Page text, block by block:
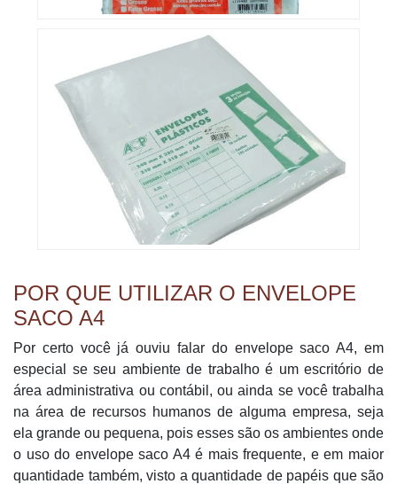
POR QUE UTILIZAR O ENVELOPE
SACO A4
Por certo você já ouviu falar do envelope saco A4, em
especial se seu ambiente de trabalho é um escritório de
área administrativa ou contábil, ou ainda se você trabalha
na área de recursos humanos de alguma empresa, seja
ela grande ou pequena, pois esses são os ambientes onde
o uso do envelope saco A4 é mais frequente, e em maior
quantidade também, visto a quantidade de papéis que são